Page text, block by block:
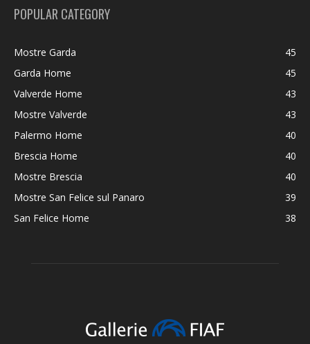
POPULAR CATEGORY
Mostre Garda
45
Garda Home
45
Valverde Home
43
Mostre Valverde
43
Palermo Home
40
Brescia Home
40
Mostre Brescia
40
Mostre San Felice sul Panaro
39
San Felice Home
38